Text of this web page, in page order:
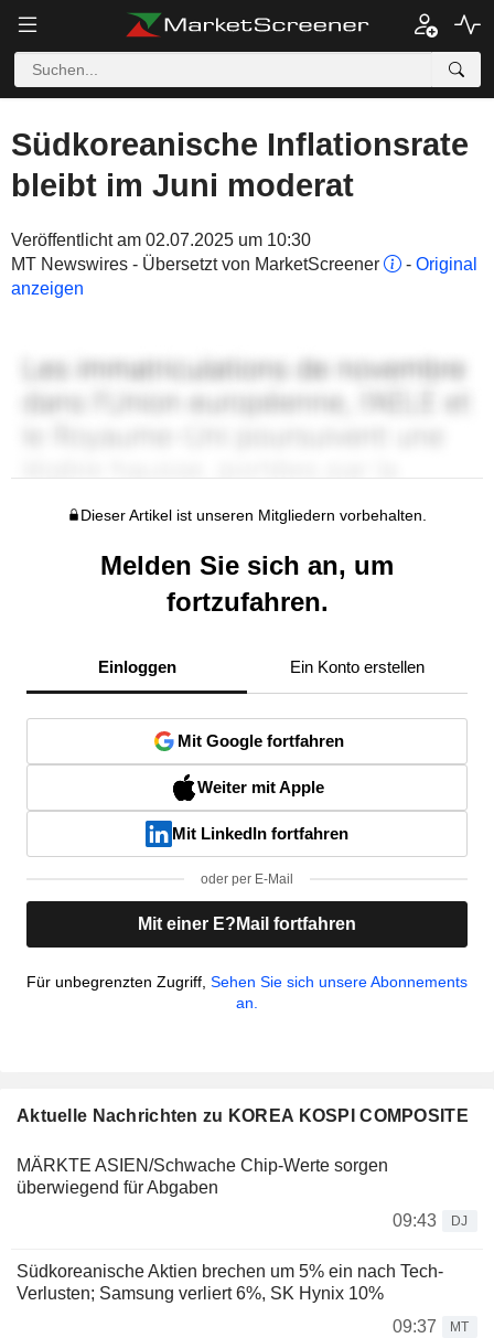
Südkoreanische Inflationsrate
bleibt im Juni moderat
Veröffentlicht am 02.07.2025 um 10:30
MT Newswires - Übersetzt von MarketScreener
- Original
anzeigen
Dieser Artikel ist unseren Mitgliedern vorbehalten.
Melden Sie sich an, um
fortzufahren.
Einloggen Ein Konto erstellen
Mit Google fortfahren
Weiter mit Apple
Mit LinkedIn fortfahren
oder per E-Mail
Mit einer E?Mail fortfahren
Für unbegrenzten Zugriff, Sehen Sie sich unsere Abonnements
an.
Aktuelle Nachrichten zu KOREA KOSPI COMPOSITE
MÄRKTE ASIEN/Schwache Chip-Werte sorgen
überwiegend für Abgaben
09:43
DJ
Südkoreanische Aktien brechen um 5% ein nach Tech-
Verlusten; Samsung verliert 6%, SK Hynix 10%
09:37
MT